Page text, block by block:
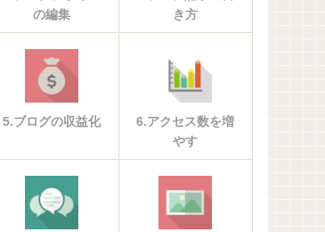
の編集
き方
5.ブログの収益化
6.アクセス数を増
やす